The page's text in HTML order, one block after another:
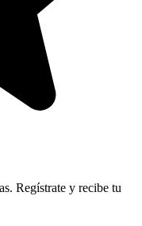
Regístrate y recibe tu